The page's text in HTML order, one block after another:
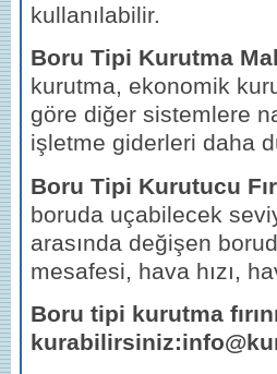
kullanılabilir.
Boru Tipi Kurutma
kurutma, ekonomik
göre diğer sistemlere
işletme giderleri daha
Boru Tipi Kurutucu
boruda uçabilecek
arasında değişen
mesafesi, hava hızı,
Boru tipi kurutma